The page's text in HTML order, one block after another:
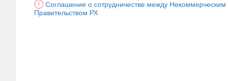
Соглашение о сотрудничестве между
Правительством РХ